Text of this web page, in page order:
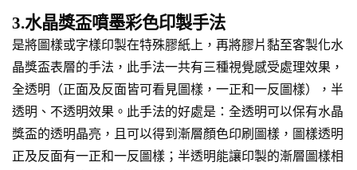
3.水晶獎盃噴墨彩色印製手法
是將圖樣或字樣印製在特殊膠紙上，再將膠片黏至客製化水
晶獎盃表層的手法，此手法一共有三種視覺感受處理效果，
全透明（正面及反面皆可看見圖樣，一正和一反圖樣），半
透明、不透明效果。此手法的好處是：全透明可以保有水晶
獎盃的透明晶亮，且可以得到漸層顏色印刷圖樣，圖樣透明
正及反面有一正和一反圖樣；半透明能讓印製的漸層圖樣相